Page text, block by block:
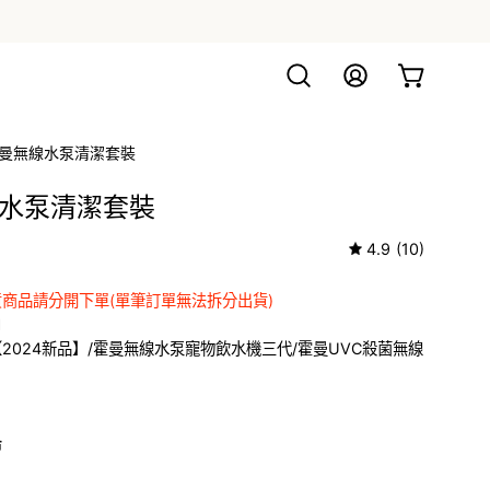
打
我
查看購物車
無線水泵清潔套裝
泵清潔套裝
4.9 (10)
品請分開下單(單筆訂單無法拆分出貨)
2024新品】/霍曼無線水泵寵物飲水機三代/霍曼UVC殺菌無線